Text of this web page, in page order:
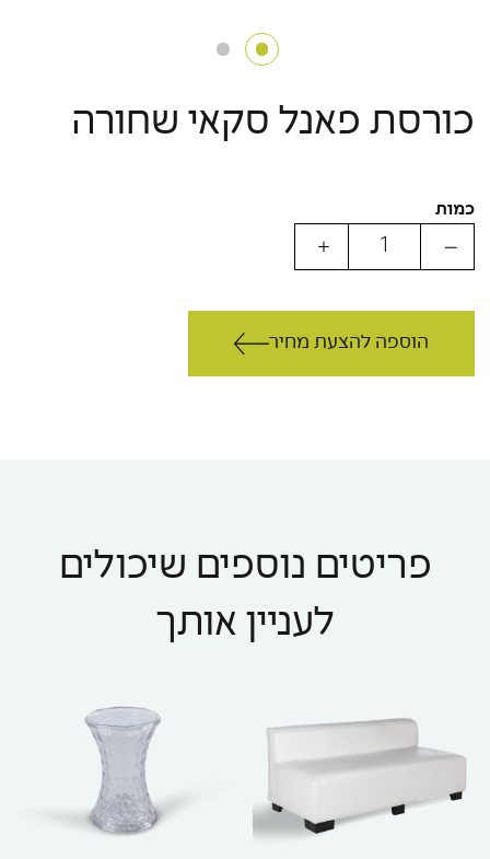
כורסת פאנל סקאי שחורה
כמות
הוספה להצעת מחיר
פריטים נוספים שיכולים
לעניין אותך